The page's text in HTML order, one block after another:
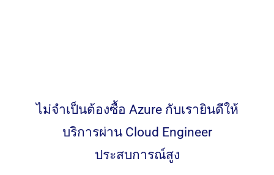
ไม่จำเป็นต้องซื้อ Azure กับเรายินดีให้
บริการผ่าน Cloud Engineer
ประสบการณ์สูง